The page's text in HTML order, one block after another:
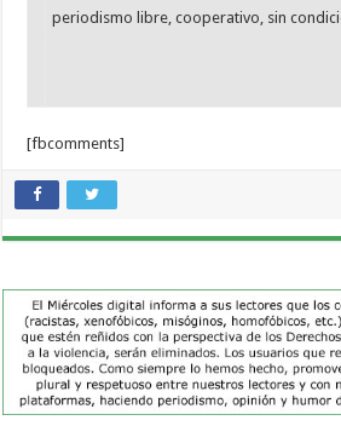
periodismo libre, cooperativo, sin
[fbcomments]